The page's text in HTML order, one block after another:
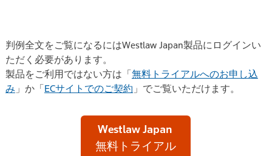
判例全文をご覧になるにはWestlaw Japan製品にログインい
ただく必要があります。
製品をご利用ではない方は「 無料トライアルへのお申し込
み 」か「 ECサイトでのご契約 」でご覧いただけます。
Westlaw Japan
無料トライアル